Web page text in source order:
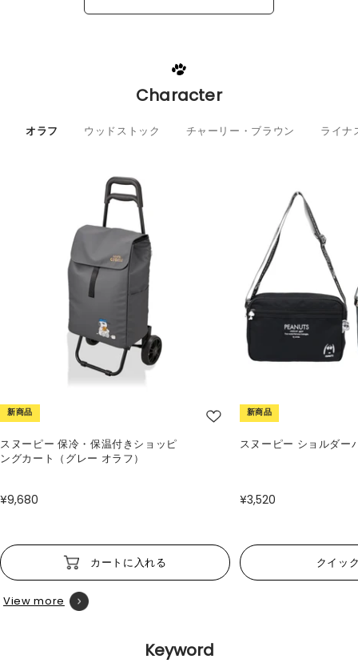
Character
オラフ ウッドストック チャーリー・ブラウン ライナ
新商品
スヌーピー 保冷・保温付きショッピ
ングカート（グレー オラフ）
¥9,680
カートに入れる
新商品
スヌーピー ショルダー
¥3,520
クイッ
View more
Keyword